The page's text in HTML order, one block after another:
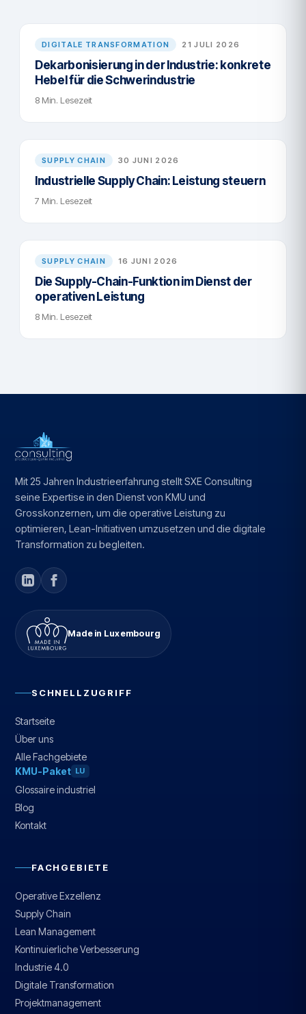
DIGITALE TRANSFORMATION 21 JULI 2026
Dekarbonisierung in der Industrie: konkrete
Hebel für die Schwerindustrie
8 Min. Lesezeit
SUPPLY CHAIN 30 JUNI 2026
Industrielle Supply Chain: Leistung steuern
7 Min. Lesezeit
SUPPLY CHAIN 16 JUNI 2026
Die Supply-Chain-Funktion im Dienst der
operativen Leistung
8 Min. Lesezeit
Mit 25 Jahren Industrieerfahrung stellt SXE Consulting
seine Expertise in den Dienst von KMU und
Grosskonzernen, um die operative Leistung zu
optimieren, Lean-Initiativen umzusetzen und die digitale
Transformation zu begleiten.
Made in Luxembourg
SCHNELLZUGRIFF
Startseite
Über uns
Alle Fachgebiete
KMU-Paket LU
Glossaire industriel
Blog
Kontakt
FACHGEBIETE
Operative Exzellenz
Supply Chain
Lean Management
Kontinuierliche Verbesserung
Industrie 4.0
Digitale Transformation
Projektmanagement